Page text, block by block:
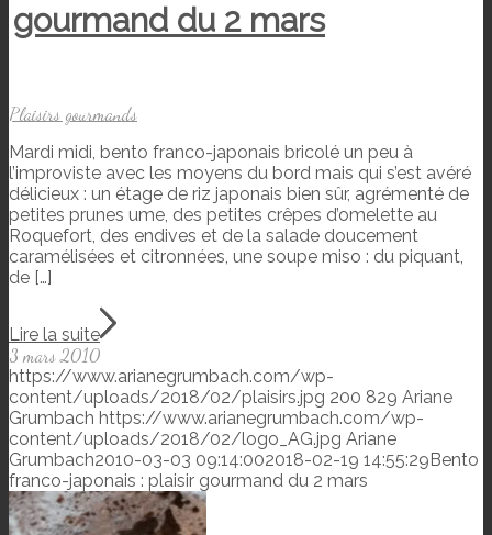
gourmand du 2 mars
Plaisirs gourmands
Mardi midi, bento franco-japonais bricolé un peu à
l’improviste avec les moyens du bord mais qui s’est avéré
délicieux : un étage de riz japonais bien sûr, agrémenté de
petites prunes ume, des petites crêpes d’omelette au
Roquefort, des endives et de la salade doucement
caramélisées et citronnées, une soupe miso : du piquant,
de […]
Lire la suite
3 mars 2010
https://www.arianegrumbach.com/wp-
content/uploads/2018/02/plaisirs.jpg 200 829 Ariane
Grumbach https://www.arianegrumbach.com/wp-
content/uploads/2018/02/logo_AG.jpg Ariane
Grumbach2010-03-03 09:14:002018-02-19 14:55:29Bento
franco-japonais : plaisir gourmand du 2 mars